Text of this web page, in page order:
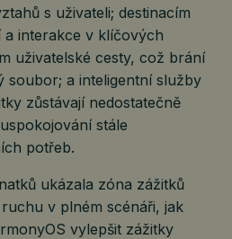
s uživateli; destinacím
interakce v klíčových
uživatelské cesty, což brání
soubor; a inteligentní služby
zůstávají nedostatečně
stále
potřeb.
ukázala zóna zážitků
v plném scénáři, jak
vylepšit zážitky